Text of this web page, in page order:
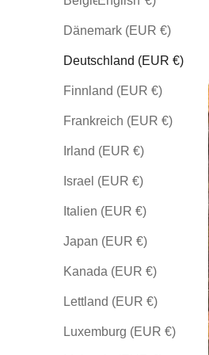
Dänemark (EUR €)
Deutschland (EUR €)
Finnland (EUR €)
Frankreich (EUR €)
Irland (EUR €)
Israel (EUR €)
Italien (EUR €)
Japan (EUR €)
Kanada (EUR €)
Lettland (EUR €)
Luxemburg (EUR €)